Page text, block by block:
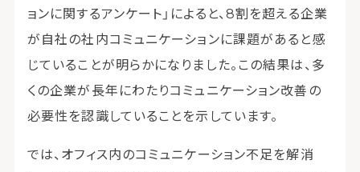
ョンに関するアンケート」によると、8割を超える企業
が自社の社内コミュニケーションに課題があると感
じていることが明らかになりました。この結果は、多
くの企業が長年にわたりコミュニケーション改善の
必要性を認識していることを示しています。
では、オフィス内のコミュニケーション不足を解消